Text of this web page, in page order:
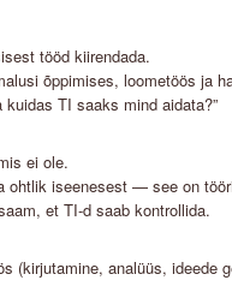
tööd kiirendada.
õppimises, loometöös ja
TI saaks mind aidata?”
ei ole.
ohtlik iseenesest — see on
et TI-d saab kontrollida.
(kirjutamine, analüüs, ideede